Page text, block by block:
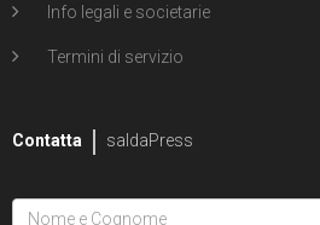
Info legali e societarie
Termini di servizio
Contatta saldaPress